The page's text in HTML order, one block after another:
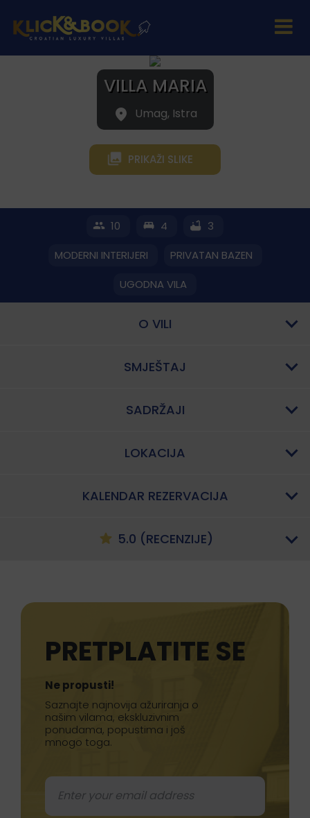
VILLA MARIA
Umag, Istra
PRIKAŽI SLIKE
10 4
3
MODERNI INTERIJERI
PRIVATAN BAZEN
UGODNA VILA
O VILI
SMJEŠTAJ
SADRŽAJI
LOKACIJA
KALENDAR REZERVACIJA
5.0 (RECENZIJE)
PRETPLATITE SE
Ne propusti!
Saznajte najnovija ažuriranja o
našim vilama, ekskluzivnim
ponudama, popustima i još
mnogo toga.